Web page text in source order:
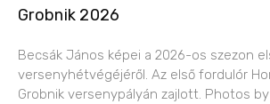
Grobnik 2026
Becsák János képei a 2026-os szezon
versenyhétvégéjéről. Az első fordulór
Grobnik versenypályán zajlott. Photos